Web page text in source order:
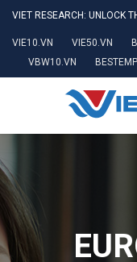
VIET RESEARCH: UNLOCK
VIE10.VN VIE50.VN
VBW10.VN